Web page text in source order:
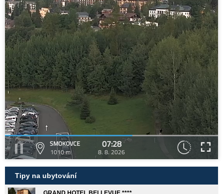
SMOKOVCE
1010 m
07:28
8. 8. 2026
Tipy na ubytování